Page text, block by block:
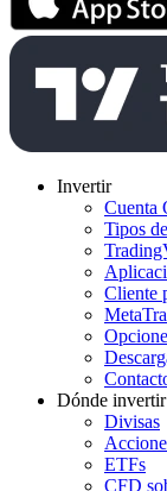
Invertir
Cuenta
Tipos
Cliente
Dónde invertir
Divisas
ETFs
CFD